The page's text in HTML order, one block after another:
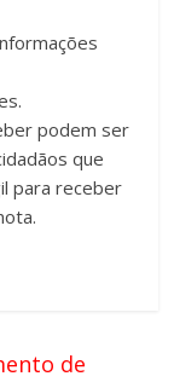
podem ser
que
para receber
de